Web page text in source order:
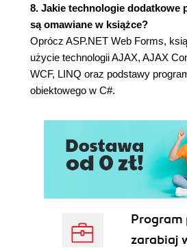
Analiza pobranych
Wybór elementu (92)
Weryfikowanie danych
Prezentacja w grupach
Łączenie zbiorów danych
Łączenie danych z
Możliwość modyfikacji
Elementy programowania
języka C# 4.0) (96)
Równoległa pętla for (96)
Przerywanie pętli (98)
Programowanie
async i operator await
8. Jakie technologie dodatkowe
są omawiane w książce?
Oprócz ASP.NET Web Forms,
użycie technologii AJAX, AJAX
WCF, LINQ oraz podstawy
obiektowego w C#.
zarabiaj